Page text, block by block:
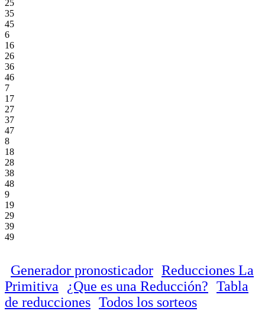
25
35
45
6
16
26
36
46
7
17
27
37
47
8
18
28
38
48
9
19
29
39
49
Generador pronosticador Reducciones La
Primitiva
¿Que es una Reducción? Tabla
de reducciones Todos los sorteos